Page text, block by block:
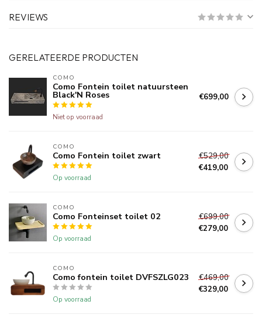
REVIEWS
GERELATEERDE PRODUCTEN
COMO
Como Fontein toilet natuursteen
Black'N Roses
Niet op voorraad
€699,00
COMO
Como Fontein toilet zwart
Op voorraad
€529,00
€419,00
COMO
Como Fonteinset toilet 02
Op voorraad
€699,00
€279,00
COMO
Como fontein toilet DVFSZLG023
Op voorraad
€469,00
€329,00